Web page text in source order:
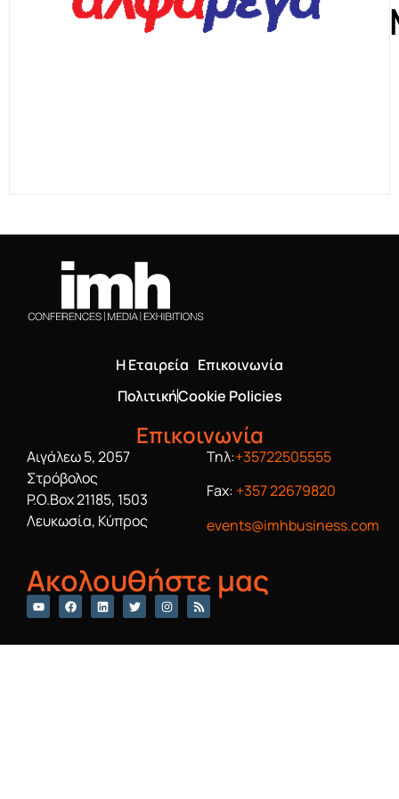
Η Εταιρεία Επικοινωνία
ΠολιτικήCookie Policies
Επικοινωνία
Αιγάλεω 5, 2057
Στρόβολος
P.O.Box 21185, 1503
Λευκωσία, Κύπρος
Τηλ:+35722505555
Fax: +357 22679820
events@imhbusiness.com
Ακολουθήστε μας